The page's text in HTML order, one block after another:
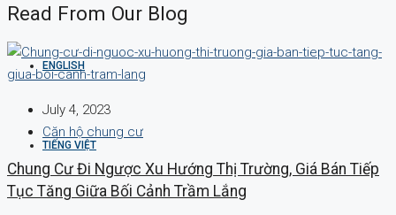
ENGLISH
TIẾNG VIỆT
Read From Our Blog
July 4, 2023
Căn hộ chung cư
Chung Cư Đi Ngược Xu Hướng Thị Trường, Giá Bán Tiếp
Tục Tăng Giữa Bối Cảnh Trầm Lắng